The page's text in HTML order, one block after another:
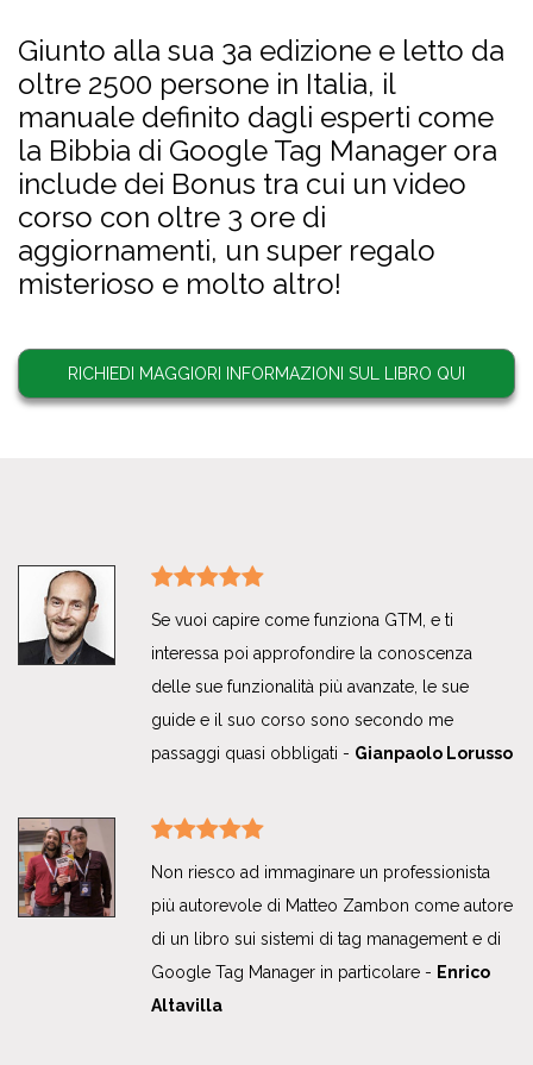
Giunto alla sua 3a edizione e letto da
oltre 2500 persone in Italia, il
manuale definito dagli esperti come
la Bibbia di Google Tag Manager ora
include dei Bonus tra cui un video
corso con oltre 3 ore di
aggiornamenti, un super regalo
misterioso e molto altro!
RICHIEDI MAGGIORI INFORMAZIONI SUL LIBRO QUI
Se vuoi capire come funziona GTM, e ti
interessa poi approfondire la conoscenza
delle sue funzionalità più avanzate, le sue
guide e il suo corso sono secondo me
passaggi quasi obbligati - Gianpaolo Lorusso
Non riesco ad immaginare un professionista
più autorevole di Matteo Zambon come autore
di un libro sui sistemi di tag management e di
Google Tag Manager in particolare - Enrico
Altavilla